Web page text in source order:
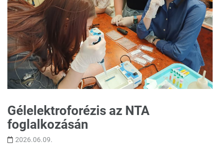
Gélelektroforézis az NTA
foglalkozásán
2026.06.09.